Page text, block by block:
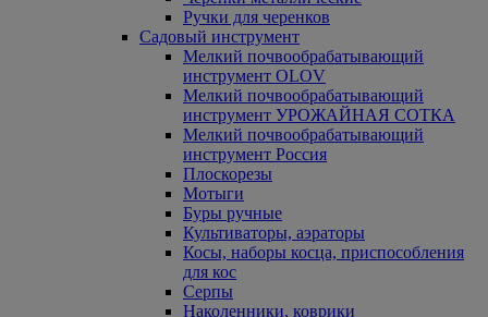
Ручки для черенков
Садовый инструмент
Мелкий почвообрабатывающий
инструмент OLOV
Мелкий почвообрабатывающий
инструмент УРОЖАЙНАЯ СОТКА
Мелкий почвообрабатывающий
инструмент Россия
Плоскорезы
Мотыги
Буры ручные
Культиваторы, аэраторы
Косы, наборы косца, приспособления
для кос
Серпы
Наколенники, коврики